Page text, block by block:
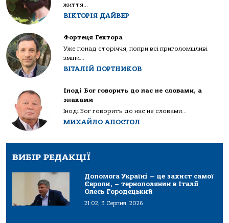
життя...
ВІКТОРІЯ ДАЙВЕР
Фортеця Гектора
Уже понад сторіччя, попри всі приголомшливі
зміни...
ВІТАЛІЙ ПОРТНИКОВ
Іноді Бог говорить до нас не словами, а
знаками
Іноді Бог говорить до нас не словами...
МИХАЙЛО АПОСТОЛ
ВИБІР РЕДАКЦІЇ
Допомога Україні — це захист самої
Європи, – тернополянин в Італії
Олесь Городецький
21:02, 3 Серпня, 2026